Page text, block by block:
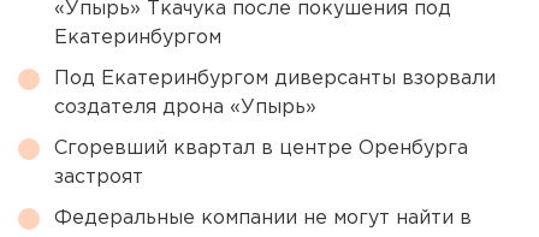
«Упырь» Ткачука после покушения под
Екатеринбургом
Под Екатеринбургом диверсанты взорвали
создателя дрона «Упырь»
Сгоревший квартал в центре Оренбурга
застроят
Федеральные компании не могут найти в